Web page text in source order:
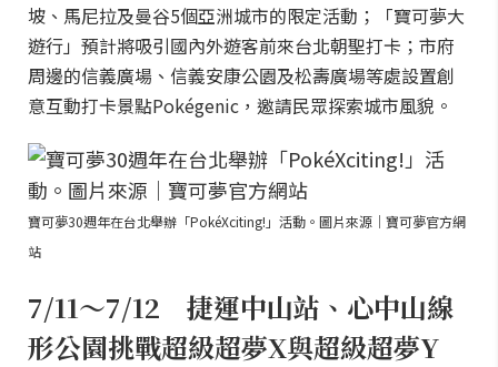
坡、馬尼拉及曼谷5個亞洲城市的限定活動；「寶可夢大
遊行」預計將吸引國內外遊客前來台北朝聖打卡；市府
周邊的信義廣場、信義安康公園及松壽廣場等處設置創
意互動打卡景點Pokégenic，邀請民眾探索城市風貌。
寶可夢30週年在台北舉辦「PokéXciting!」活動。圖片來源｜寶可夢官方網
站
7/11～7/12 捷運中山站、心中山線
形公園挑戰超級超夢X與超級超夢Y